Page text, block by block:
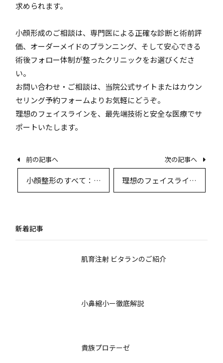
求められます。
小顔形成のご相談は、専門医による正確な診断と術前評
価、オーダーメイドのプランニング、そして安心できる
術後フォロー体制が整ったクリニックをお選びくださ
い。
お問い合わせ・ご相談は、当院公式サイトまたはカウン
セリング予約フォームよりお気軽にどうぞ。
理想のフェイスラインを、最先端技術と安全な医療でサ
ポートいたします。
前の記事へ
小顔整形のすべて：解
剖学的アプローチと最
次の記事へ
理想のフェイスライン
を目指すために知って
新着記事
肌育注射 ビタランのご紹介
小鼻縮小ー徹底解説
貴族プロテーゼ